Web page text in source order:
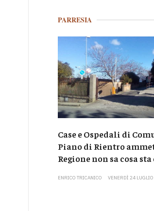
PARRESIA
Case e Ospedali di
Piano di Rientro
Regione non sa cosa
ENRICO TRICANICO VENERDÌ 24